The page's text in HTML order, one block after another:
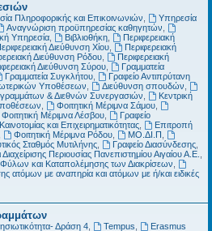
Πληροφορικής και Επικοινωνιών
Υπηρεσία
Αναγνώριση προϋπηρεσίας καθηγητών
Υπηρεσία, Βιβλιοθήκη,
Περιφερειακή
Διεύθυνση Χίου,
Περιφερειακή
Διεύθυνση Ρόδου,
Περιφερειακή
Διεύθυνση Σύρου,
Γραμματεία
Γραμματεία Συγκλήτου,
Γραφείο Αντιπρύτανη
Υποθέσεων
Διεύθυνση σπουδών
& Διεθνών Συνεργασιών
Κεντρική
Φοιτητική Μέριμνα Σάμου,
Φοιτητική Μέριμνα Λέσβου,
Γραφείο
και Επιχειρηματικότητας,
Επιτροπή
Φοιτητική Μέριμνα Ρόδου, ΜΟ.ΔΙ.Π
Σταθμός Μυτιλήνης, Γραφείο Διασύνδεσης,
Διαχείρισης Περιουσίας Πανεπιστημίου Αιγαίου Α.Ε.
και Καταπολέμησης των Διακρίσεων
ατόμων με αναπηρία και ατόμων με ή/και ειδικές
Δράση 4, Tempus
Erasmus